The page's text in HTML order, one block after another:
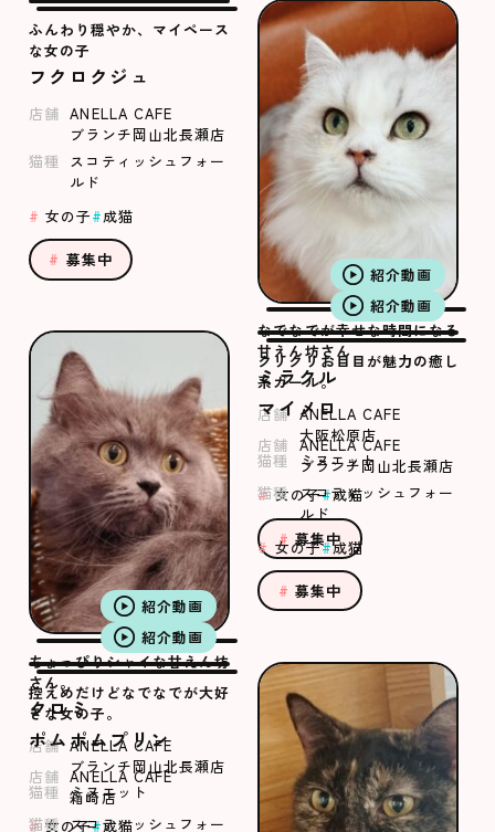
ふんわり穏やか、マイペース
な女の子
フクロクジュ
店舗 ANELLA CAFE
ブランチ岡山北長瀬店
猫種
スコティッシュフォー
ルド
女の子
成猫
募集中
紹介動画
なでなでが幸せな時間になる
甘えん坊さん
ミラクル
店舗 ANELLA CAFE
大阪松原店
猫種
ミヌエット
女の子 成猫
募集中
紹介動画
ちょっぴりシャイな甘えん坊
さん。
クロミ
店舗 ANELLA CAFE
ブランチ岡山北長瀬店
猫種
ミヌエット
女の子 成猫
紹介動画
クリクリお目目が魅力の癒し
系ガール。
マイメロ
店舗 ANELLA CAFE
ブランチ岡山北長瀬店
猫種 スコティッシュフォー
ルド
女の子 成猫
募集中
紹介動画
控えめだけどなでなでが大好
きな女の子。
ポムポムプリン
店舗 ANELLA CAFE
箱崎店
猫種 スコティッシュフォー